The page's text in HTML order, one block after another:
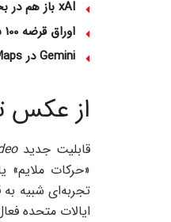
xAI باز هم در بحران مدیریتی؛ پشت‌پرده خروج بنیان‌گذاران چیست؟
اوراق قرضه 100 ساله آلفابت؛ پشت‌پرده تامین سرمایه AI گوگل
Gemini در Google Maps فعال شد؛ مسیریابی به سبک آینده
از عکس
قابلیت جدید
ایالات متحده